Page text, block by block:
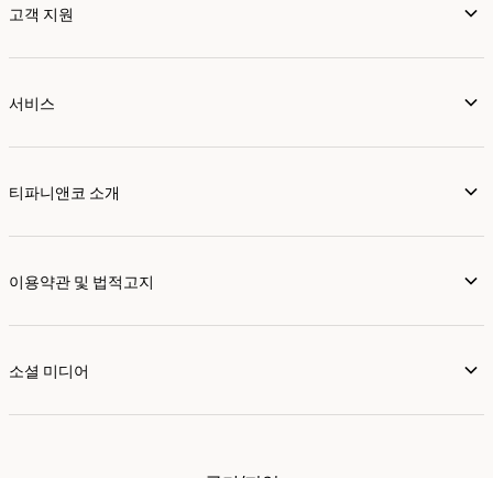
고객 지원
서비스
티파니앤코 소개
이용약관 및 법적고지
소셜 미디어